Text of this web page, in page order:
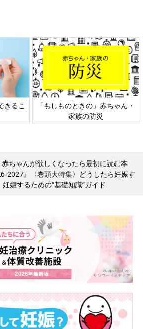
フレッ
六星占術 細木かおりさんの人生
相談
赤ちゃんが欲しくなったら最初に読む本
2027』〈巻頭大特集〉どうしたら妊娠す
娠するための“基礎知識”ガイド